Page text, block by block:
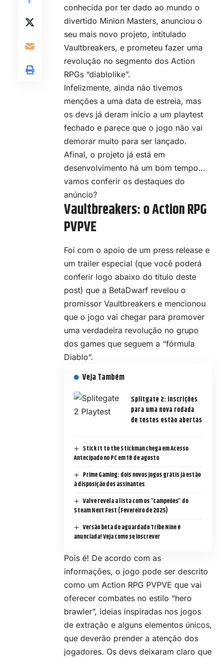
conhecida por ter dado ao mundo o
divertido Minion Masters, anunciou o
seu mais novo projeto, intitulado
Vaultbreakers, e prometeu fazer uma
revolução no segmento dos Action
RPGs “diablolike”.
Infelizmente, ainda não tivemos
menções a uma data de estreia, mas
os devs já deram início a um playtest
fechado e parece que o jogo não vai
demorar muito para ser lançado.
Afinal, o projeto já está em
desenvolvimento há um bom tempo…
vamos conferir os destaques do
anúncio?
Vaultbreakers: o Action RPG
PVPVE
Foi com o apoio de um press release e
um trailer especial (que você poderá
conferir logo abaixo do título deste
post) que a BetaDwarf revelou o
promissor Vaultbreakers e mencionou
que o jogo vai chegar para promover
uma verdadeira revolução no grupo
dos games que seguem a “fórmula
Diablo”.
Veja Também
Splitgate 2: inscrições
para uma nova rodada
de testes estão abertas
Stick It to the Stickman chega em Acesso
Antecipado no PC em 18 de agosto
Prime Gaming: dois novos jogos grátis já estão
à disposição dos assinantes
Valve revela a lista com os “campeões” do
Steam Next Fest (Fevereiro de 2025)
Versão beta do aguardado Tribe Nine é
anunciada! Veja como se inscrever
Pois é! De acordo com as
informações, o jogo pode ser descrito
como um Action RPG PVPVE que vai
oferecer combates no estilo “hero
brawler”, ideias inspiradas nos jogos
de extração e alguns elementos únicos,
que deverão prender a atenção dos
jogadores. Os devs deixaram claro que